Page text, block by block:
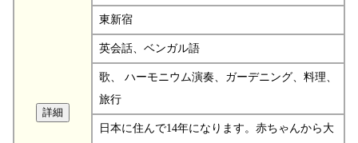
東新宿
英会話、ベンガル語
歌、 ハーモニウム演奏、ガーデニング、料理、
旅行
日本に住んで14年になります。赤ちゃんから大